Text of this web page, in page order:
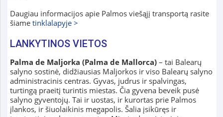
Daugiau informacijos apie Palmos viešąjį transportą rasite
šiame tinklalapyje >
LANKYTINOS VIETOS
Palma de Maljorka (Palma de Mallorca)– tai Balearų
salyno sostinė, didžiausias Maljorkos ir viso Balearų salyno
administracinis centras. Gyvas, judrus ir spalvingas,
turtingą praeitį turintis miestas. Čia gyvena beveik pusė
salyno gyventojų. Tai ir uostas, ir kurortas prie Palmos
įlankos, ir šiuolaikinis megapolis. Šalia įsikūręs ir